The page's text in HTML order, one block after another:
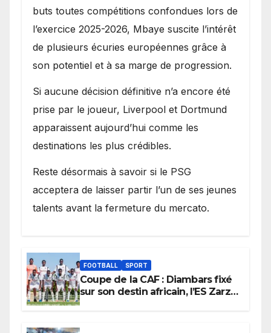
buts toutes compétitions confondues lors de
l’exercice 2025-2026, Mbaye suscite l’intérêt
de plusieurs écuries européennes grâce à
son potentiel et à sa marge de progression.
Si aucune décision définitive n’a encore été
prise par le joueur, Liverpool et Dortmund
apparaissent aujourd’hui comme les
destinations les plus crédibles.
Reste désormais à savoir si le PSG
acceptera de laisser partir l’un de ses jeunes
talents avant la fermeture du mercato.
FOOTBALL SPORT
Coupe de la CAF : Diambars fixé
sur son destin africain, l’ES Zarzis